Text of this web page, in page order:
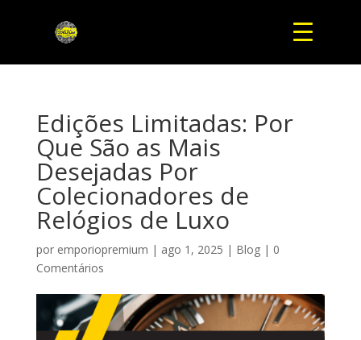
Edições Limitadas: Por
Que São as Mais
Desejadas Por
Colecionadores de
Relógios de Luxo
por emporiopremium | ago 1, 2025 | Blog| 0
Comentários